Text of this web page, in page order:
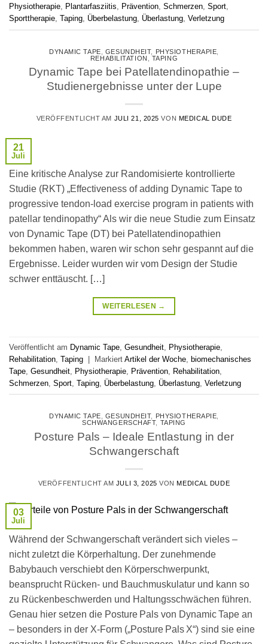
Physiotherapie, Plantarfasziitis, Prävention, Schmerzen, Sport,
Sporttherapie, Taping, Überbelastung, Überlastung, Verletzung
DYNAMIC TAPE GESUNDHEIT, PHYSIOTHERAPIE
REHABILITATION
TAPING
Dynamic Tape bei Patellatendinopathie –
Studienergebnisse unter der Lupe
VERÖFFENTLICHT AM JULI 21, 2025 VON MEDICAL DUDE
21
Juli
Eine kritische Analyse zur Randomisierte kontrollierte
Studie (RKT) „Effectiveness of adding Dynamic Tape to
progressive tendon-load exercise program in patients with
patellar tendinopathy“ Als wir die neue Studie zum Einsatz
von Dynamic Tape (DT) bei Patellatendinopathien
bekommen haben, waren wir schon sehr gespannt auf die
Ergebnisse. Leider wurden wir vom Design der Studie
schwer enttäuscht. […]
WEITERLESEN →
Veröffentlicht am Dynamic Tape Gesundheit Physiotherapie
Rehabilitation Taping | Markiert Artikel der Woche biomechanisches
Tape Gesundheit Physiotherapie Prävention Rehabilitation
Schmerzen Sport Taping Überbelastung Überlastung Verletzung
DYNAMIC TAPE GESUNDHEIT, PHYSIOTHERAPIE
SCHWANGERSCHAFT, TAPING
Posture Pals – Ideale Entlastung in der
Schwangerschaft
VERÖFFENTLICHT AM JULI 3, 2025 VONMEDICAL DUDE
03
Juli
Während der Schwangerschaft verändert sich vieles –
nicht zuletzt die Körperhaltung. Der zunehmende
Babybauch verschiebt den Körperschwerpunkt,
beansprucht Rücken- und Bauchmuskulatur und kann so
zu Rückenbeschwerden und Haltungsschwächen führen.
Genau hier setzen die Posture Pals von Dynamic Tape an
– besonders in der X‑Form („Posture Pals X“) sind sie eine